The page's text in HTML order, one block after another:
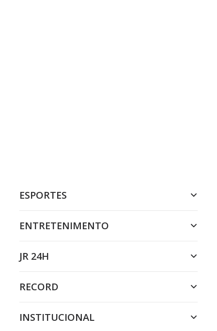
ESPORTES
ENTRETENIMENTO
JR 24H
RECORD
INSTITUCIONAL